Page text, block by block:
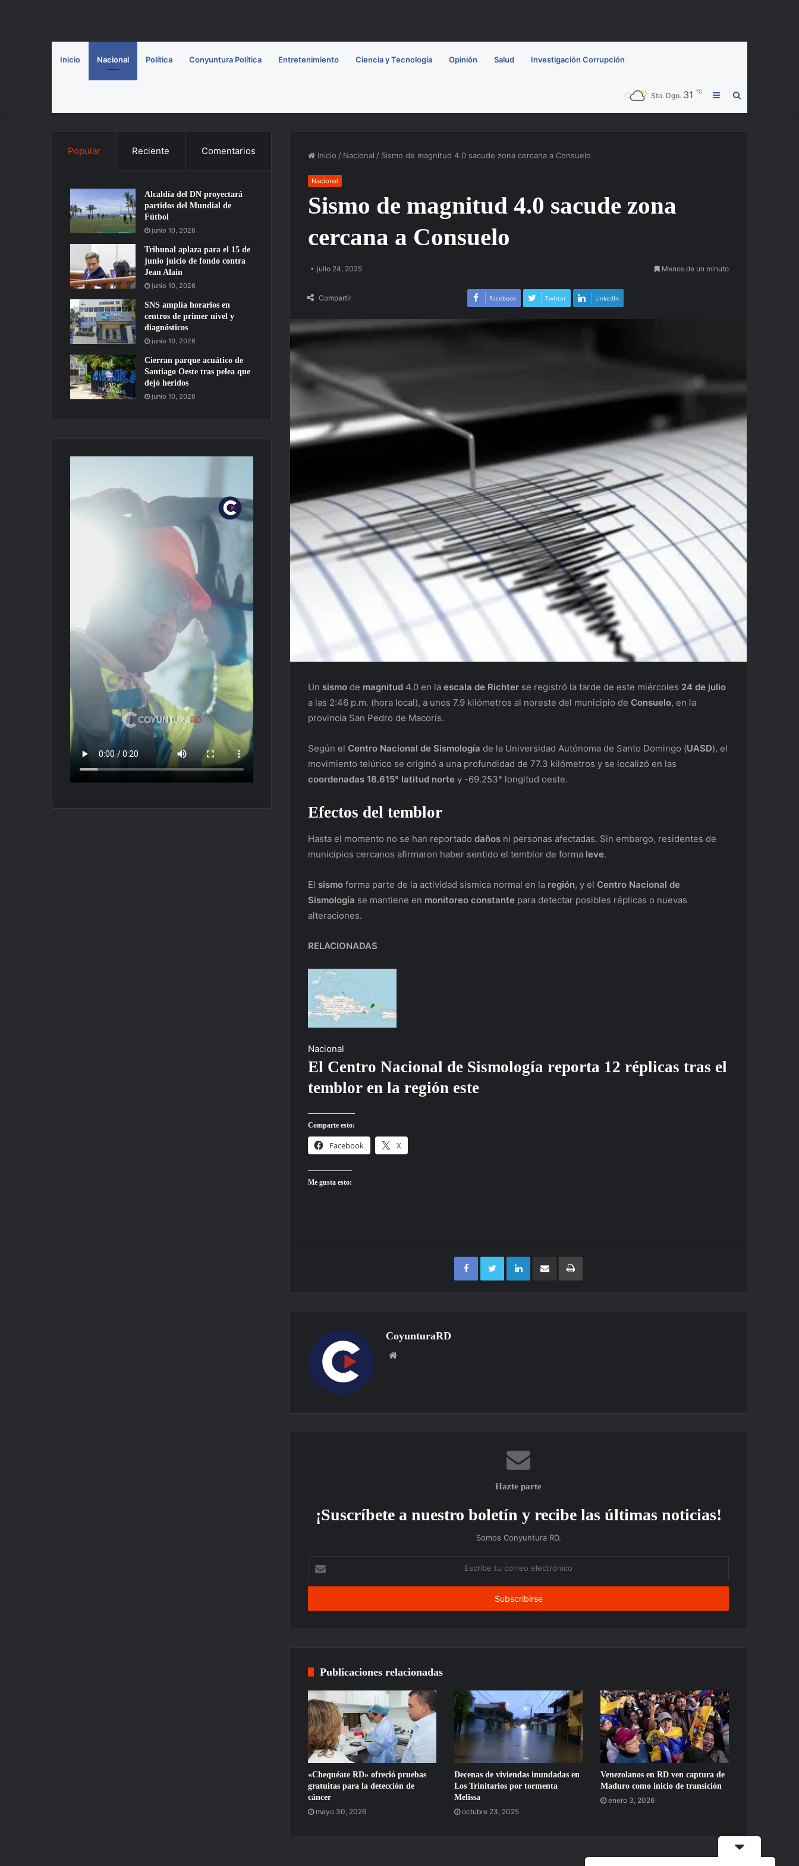
Inicio Nacional Política Conyuntura Política Entretenimiento Ciencia y Tecnología Opinión Salud Investigación Corrupción
Barra
Sto. Dgo. 31 ℃
Inicio / Nacional / Sismo de magnitud 4.0 sacude zona cercana a Consuelo
Nacional
Sismo de magnitud 4.0 sacude zona
cercana a Consuelo
julio 24, 2025 Menos de un minuto
Compartir Facebook Twitter LinkedIn
Un sismo de magnitud 4.0 en la escala de Richter se registró la tarde de este miércoles 24 de julio
a las 2:46 p.m. (hora local), a unos 7.9 kilómetros al noreste del municipio de Consuelo, en la
provincia San Pedro de Macorís.
Según el Centro Nacional de Sismología de la Universidad Autónoma de Santo Domingo (UASD), el
movimiento telúrico se originó a una profundidad de 77.3 kilómetros y se localizó en las
coordenadas 18.615° latitud norte y -69.253° longitud oeste.
Efectos del temblor
Hasta el momento no se han reportado daños ni personas afectadas. Sin embargo, residentes de
municipios cercanos afirmaron haber sentido el temblor de forma leve.
El sismo forma parte de la actividad sísmica normal en la región, y el Centro Nacional de
Sismología se mantiene en monitoreo constante para detectar posibles réplicas o nuevas
alteraciones.
RELACIONADAS
Nacional
El Centro Nacional de Sismología reporta 12 réplicas tras el
temblor en la región este
Comparte esto:
Facebook X
Me gusta esto:
FacebookTwitterLinkedInCompartir por correo electrónicoImprimir
CoyunturaRD
Sitio
Hazte parte
¡Suscríbete a nuestro boletín y recibe las últimas noticias!
Somos Conyuntura RD.
correo
Publicaciones relacionadas
«Chequéate RD» ofreció pruebas
gratuitas para la detección de
cáncer
mayo 30, 2026
Decenas de viviendas inundadas en
Los Trinitarios por tormenta
Melissa
octubre 23, 2025
Venezolanos en RD ven captura de
Maduro como inicio de transición
enero 3, 2026
Popular Reciente Comentarios
Alcaldía del DN proyectará
partidos del Mundial de
Fútbol
junio 10, 2026
Tribunal aplaza para el 15 de
junio juicio de fondo contra
Jean Alain
junio 10, 2026
SNS amplía horarios en
centros de primer nivel y
diagnósticos
junio 10, 2026
Cierran parque acuático de
Santiago Oeste tras pelea que
dejó heridos
junio 10, 2026